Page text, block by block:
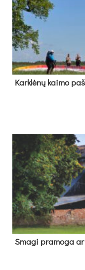
Kark­lė­nų kai­mo
Sma­gi pra­mo­ga